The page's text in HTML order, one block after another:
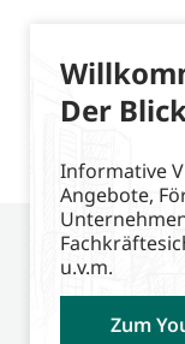
Der
Informative
Angebote,
u.v.m.
Zum